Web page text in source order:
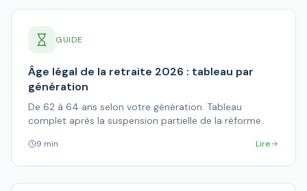
GUIDE
Âge légal de la retraite 2026 : tableau par
génération
De 62 à 64 ans selon votre génération. Tableau
complet après la suspension partielle de la réforme.
9 min Lire